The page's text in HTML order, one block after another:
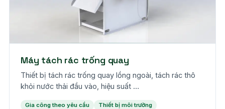
Máy tách rác trống quay
Thiết bị tách rác trống quay lồng ngoài, tách rác thô
khỏi nước thải đầu vào, hiệu suất …
Gia công theo yêu cầu Thiết bị môi trường